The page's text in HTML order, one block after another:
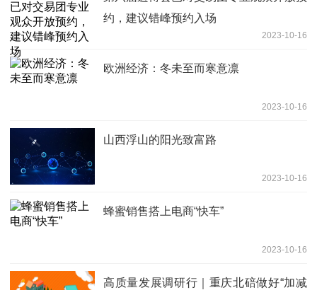
约，建议错峰预约入场
2023-10-16
欧洲经济：冬未至而寒意凛
2023-10-16
山西浮山的阳光致富路
2023-10-16
蜂蜜销售搭上电商“快车”
2023-10-16
高质量发展调研行｜重庆北碚做好“加减